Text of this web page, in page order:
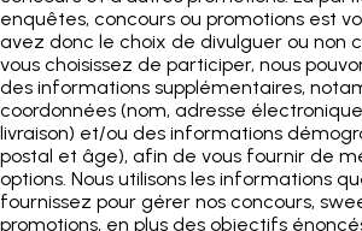
enquêtes, concours ou promotions est
avez donc le choix de divulguer ou non
vous choisissez de participer, nous
des informations supplémentaires,
coordonnées (nom, adresse
livraison) et/ou des informations
postal et âge), afin de vous fournir de
options. Nous utilisons les informations
fournissez pour gérer nos concours,
promotions, en plus des objectifs